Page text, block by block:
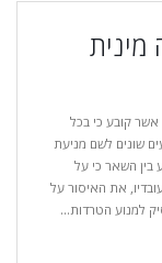
אשר קובע כי בכל
שונים לשם מניעת
בין השאר כי על
את האיסור על
למנוע הטרדות...